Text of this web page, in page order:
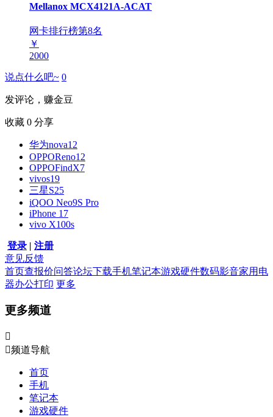
Mellanox MCX4121A-ACAT
网卡排行榜第8名
￥
2000
说点什么吧~ 0
发评论，赚金豆
收藏 0 分享
华为nova12
OPPOReno12
OPPOFindX7
vivos19
三星S25
iQOO Neo9S Pro
iPhone 17
vivo X100s
登录 | 注册
意见反馈
首页查报价问答论坛下载手机笔记本游戏硬件数码影音家用电
器办公打印 更多
更多频道

频道导航
首页
手机
笔记本
游戏硬件